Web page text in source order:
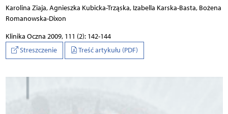
Karolina Ziaja, Agnieszka Kubicka-Trząska, Izabella Karska-Basta, Bożena
Romanowska-Dixon
Klinika Oczna 2009, 111 (2): 142-144
Streszczenie
Treść artykułu (PDF)